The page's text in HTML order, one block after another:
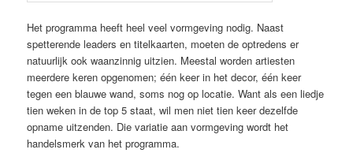
Het programma heeft heel veel vormgeving nodig. Naast
spetterende leaders en titelkaarten, moeten de optredens er
natuurlijk ook waanzinnig uitzien. Meestal worden artiesten
meerdere keren opgenomen; één keer in het decor, één keer
tegen een blauwe wand, soms nog op locatie. Want als een liedje
tien weken in de top 5 staat, wil men niet tien keer dezelfde
opname uitzenden. Die variatie aan vormgeving wordt het
handelsmerk van het programma.